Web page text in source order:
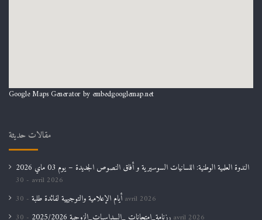
Google Maps Generator by embedgooglemap.net
مقالات حديثة
الندوة العلمية الوطنية: اللسانيات السوسيرية و أفاق النصوص الجديدة – يوم 03 ماي 2026
30 avril 2026
أيام الإعلامية والتوجيهية لفائدة طلبة 30 avril 2026